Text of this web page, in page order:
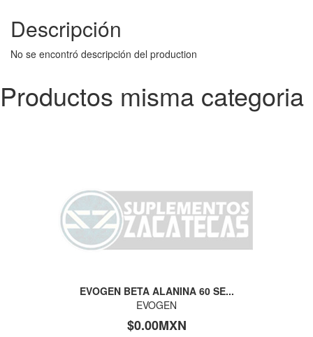
Descripción
No se encontró descripción del production
Productos misma categoria
EVOGEN BETA ALANINA 60 SE...
EVOGEN
$0.00MXN